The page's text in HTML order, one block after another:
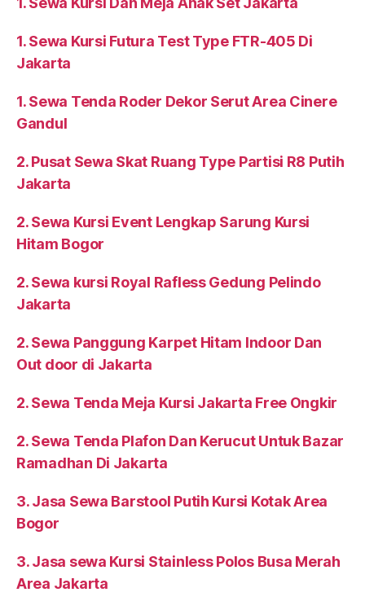
1. Sewa Kursi Futura Test Type FTR-405 Di
Jakarta
1. Sewa Tenda Roder Dekor Serut Area Cinere
Gandul
2. Pusat Sewa Skat Ruang Type Partisi R8 Putih
Jakarta
2. Sewa Kursi Event Lengkap Sarung Kursi
Hitam Bogor
2. Sewa kursi Royal Rafless Gedung Pelindo
Jakarta
2. Sewa Panggung Karpet Hitam Indoor Dan
Out door di Jakarta
2. Sewa Tenda Meja Kursi Jakarta Free Ongkir
2. Sewa Tenda Plafon Dan Kerucut Untuk Bazar
Ramadhan Di Jakarta
3. Jasa Sewa Barstool Putih Kursi Kotak Area
Bogor
3. Jasa sewa Kursi Stainless Polos Busa Merah
Area Jakarta